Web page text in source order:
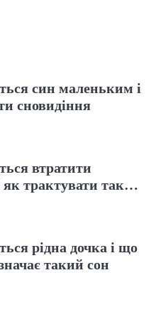
символ
син маленьким і
сновидіння
втратити
як трактувати такий
рідна дочка і що
такий сон